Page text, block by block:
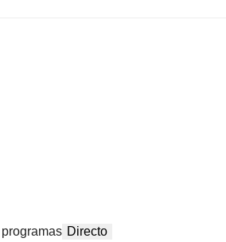
Directo